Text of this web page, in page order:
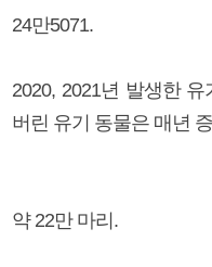
24만5071.
2020, 2021년 발생한
버린 유기 동물은 매년
약 22만 마리.